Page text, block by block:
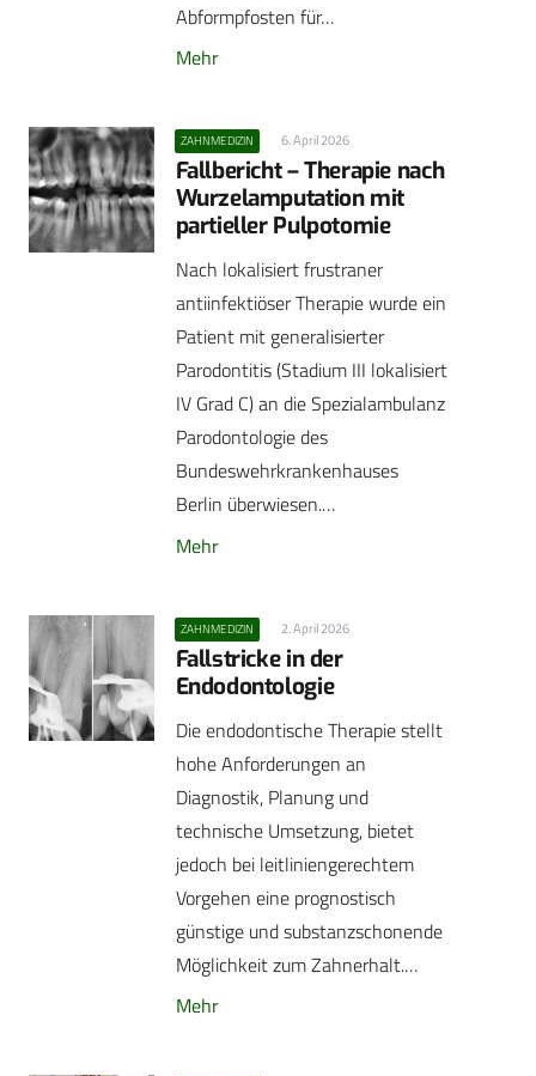
Abformpfosten für…
Mehr
ZAHNMEDIZIN 6. April 2026
Fallbericht – Therapie nach
Wurzelamputation mit
partieller Pulpotomie
Nach lokalisiert frustraner
antiinfektiöser Therapie wurde ein
Patient mit generalisierter
Parodontitis (Stadium III lokalisiert
IV Grad C) an die Spezialambulanz
Parodontologie des
Bundeswehrkrankenhauses
Berlin überwiesen.…
Mehr
ZAHNMEDIZIN 2. April 2026
Fallstricke in der
Endodontologie
Die endodontische Therapie stellt
hohe Anforderungen an
Diagnostik, Planung und
technische Umsetzung, bietet
jedoch bei leitliniengerechtem
Vorgehen eine prognostisch
günstige und substanzschonende
Möglichkeit zum Zahnerhalt.…
Mehr